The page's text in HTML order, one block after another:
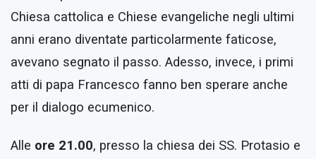
Chiesa cattolica e Chiese evangeliche negli ultimi
anni erano diventate particolarmente faticose,
avevano segnato il passo. Adesso, invece, i primi
atti di papa Francesco fanno ben sperare anche
per il dialogo ecumenico.
Alle ore 21.00, presso la chiesa dei SS. Protasio e